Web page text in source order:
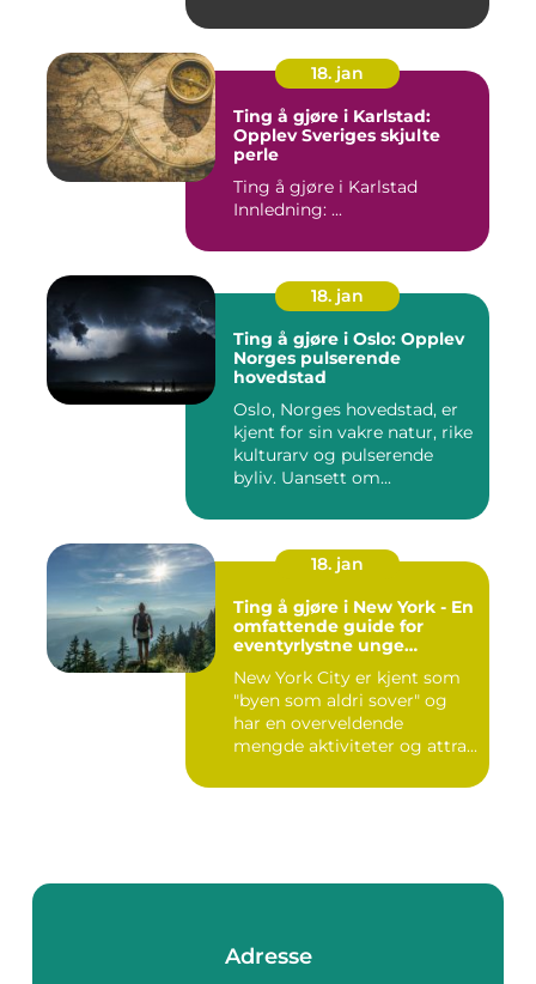
18. jan
Ting å gjøre i Karlstad:
Opplev Sveriges skjulte
perle
Ting å gjøre i Karlstad
Innledning: ...
18. jan
Ting å gjøre i Oslo: Opplev
Norges pulserende
hovedstad
Oslo, Norges hovedstad, er
kjent for sin vakre natur, rike
kulturarv og pulserende
byliv. Uansett om...
18. jan
Ting å gjøre i New York - En
omfattende guide for
eventyrlystne unge
New York City er kjent som
"byen som aldri sover" og
har en overveldende
mengde aktiviteter og attra...
Adresse